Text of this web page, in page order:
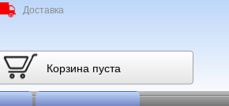
Корзина пуста
Доставка